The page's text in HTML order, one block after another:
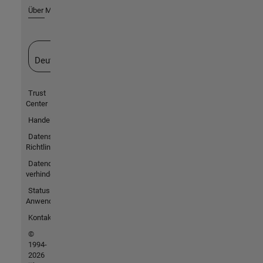
Über MathWorks
Deutschland
Trust
Center
Handelsmarken
Datenschutz-
Richtlinien
Datendiebstahl
verhindern
Status von
Anwendungen
Kontakt
©
1994-
2026